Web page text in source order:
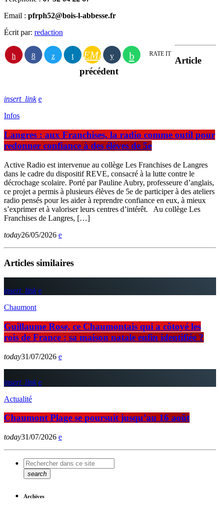
Email : pfrph52@bois-l-abbesse.fr
Écrit par: redaction
EMAIL RATE IT
Article
précédent
insert_link
Infos
Langres : aux Franchises, la radio comme outil pour
redonner confiance à des élèves de 5e
Active Radio est intervenue au collège Les Franchises de Langres
dans le cadre du dispositif REVE, consacré à la lutte contre le
décrochage scolaire. Porté par Pauline Aubry, professeure d’anglais,
ce projet a permis à plusieurs élèves de 5e de participer à des ateliers
radio pensés pour les aider à reprendre confiance en eux, à mieux
s’exprimer et à valoriser leurs centres d’intérêt. Au collège Les
Franchises de Langres, […]
today26/05/2026
Articles similaires
insert_link
Chaumont
Guillaume Rose, ce Chaumontais qui a côtoyé les
rois de France : sa maison natale enfin identifiée ?
today31/07/2026
insert_link
Actualité
Chaumont Plage se poursuit jusqu’au 16 août
today31/07/2026
search
Archives